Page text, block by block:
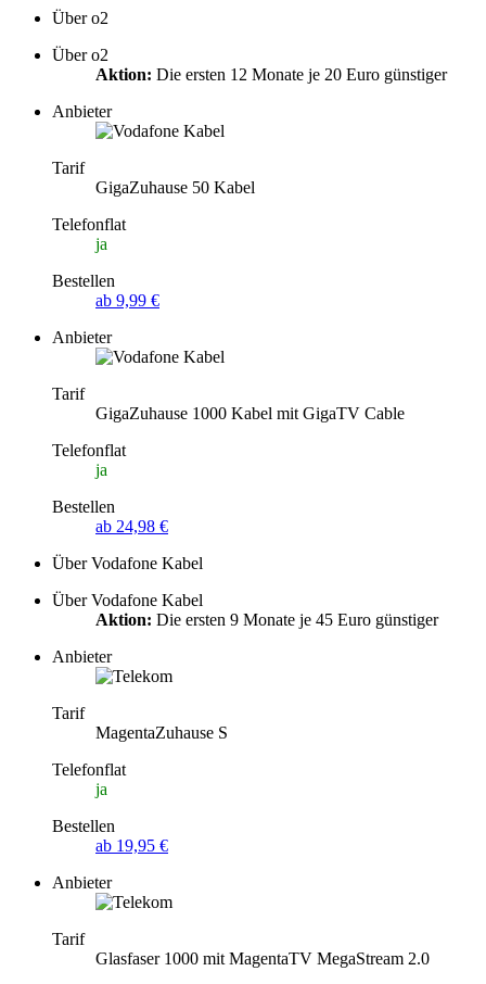
Über o2
Über o2
Aktion: Die ersten 12 Monate je 20 Euro günstiger
Anbieter
Tarif
GigaZuhause 50 Kabel
Telefonflat
ja
Bestellen
ab 9,99 €
Anbieter
Tarif
GigaZuhause 1000 Kabel mit GigaTV Cable
Telefonflat
ja
Bestellen
ab 24,98 €
Über Vodafone Kabel
Über Vodafone Kabel
Aktion: Die ersten 9 Monate je 45 Euro günstiger
Anbieter
Tarif
MagentaZuhause S
Telefonflat
ja
Bestellen
ab 19,95 €
Anbieter
Tarif
Glasfaser 1000 mit MagentaTV MegaStream 2.0